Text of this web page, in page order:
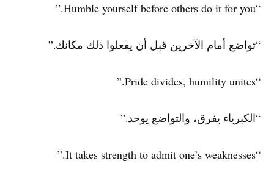
“Humble yourself before others do it for you.”
“تواضع أمام الآخرين قبل أن يفعلوا ذلك مكانك.”
“Pride divides, humility unites.”
“الكبرياء يفرق، والتواضع يوحد.”
“It takes strength to admit one’s weaknesses.”